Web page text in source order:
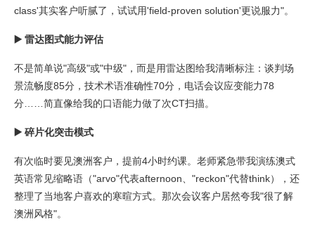
class'其实客户听腻了，试试用'field-proven solution'更说服力"。
▶️ 雷达图式能力评估
不是简单说"高级"或"中级"，而是用雷达图给我清晰标注：谈判场
景流畅度85分，技术术语准确性70分，电话会议应变能力78
分……简直像给我的口语能力做了次CT扫描。
▶️ 碎片化突击模式
有次临时要见澳洲客户，提前4小时约课。老师紧急带我演练澳式
英语常见缩略语（"arvo"代表afternoon、"reckon"代替think），还
整理了当地客户喜欢的寒暄方式。那次会议客户居然夸我"很了解
澳洲风格"。